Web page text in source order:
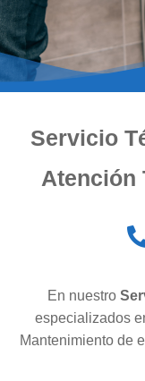
Servicio
Atención
En nuestro
especializados
Mantenimiento de